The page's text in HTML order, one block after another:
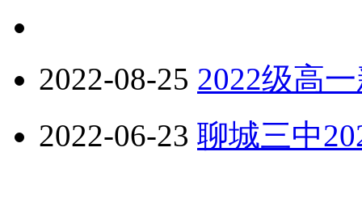
2022-08-25 2022级高
2022-06-23 聊城三中